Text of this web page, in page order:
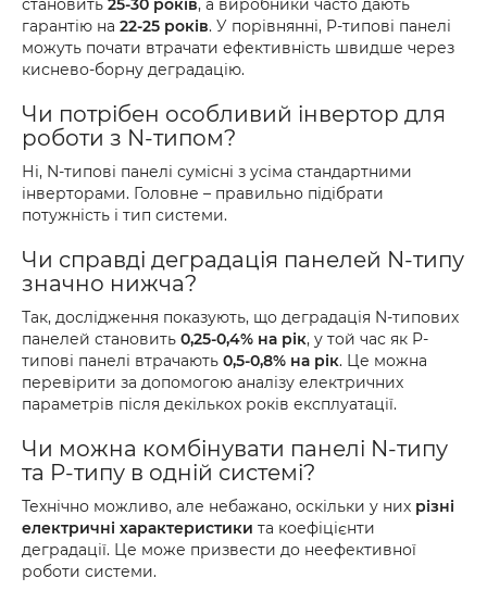
становить 25-30 років, а виробники часто дають
гарантію на 22-25 років. У порівнянні, P-типові панелі
можуть почати втрачати ефективність швидше через
киснево-борну деградацію.
Чи потрібен особливий інвертор для
роботи з N-типом?
Ні, N-типові панелі сумісні з усіма стандартними
інверторами. Головне – правильно підібрати
потужність і тип системи.
Чи справді деградація панелей N-типу
значно нижча?
Так, дослідження показують, що деградація N-типових
панелей становить 0,25-0,4% на рік, у той час як P-
типові панелі втрачають 0,5-0,8% на рік. Це можна
перевірити за допомогою аналізу електричних
параметрів після декількох років експлуатації.
Чи можна комбінувати панелі N-типу
та P-типу в одній системі?
Технічно можливо, але небажано, оскільки у них різні
електричні характеристики та коефіцієнти
деградації. Це може призвести до неефективної
роботи системи.